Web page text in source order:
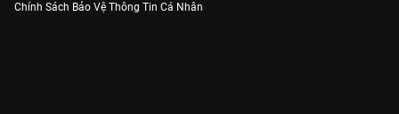
Chính Sách Bảo Vệ Thông Tin Cá Nhân